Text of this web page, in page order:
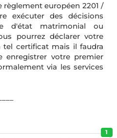
règlement européen 2201 /
exécuter des décisions
d'état matrimonial ou
pourrez déclarer votre
certificat mais il faudra
enregistrer votre premier
via les services
1